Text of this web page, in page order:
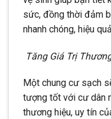
sức, đồng thời đảm
nhanh chóng, hiệu
Tăng Giá Trị
Một chung cư sạch
tượng tốt với cư dân
thương hiệu, uy tín